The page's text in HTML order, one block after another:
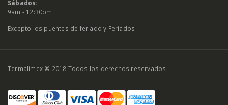
Sábados:
9am - 12:30pm
Excepto los puentes de feriado y Feriados
Termalimex ® 2018 Todos los derechos reservados